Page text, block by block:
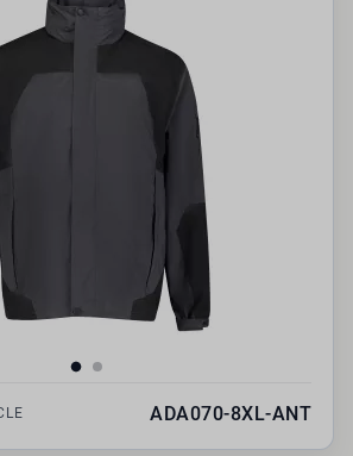
ADA070-8XL-ANT